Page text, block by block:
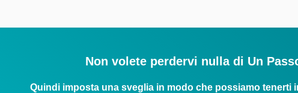
Non volete perdervi nulla di Un
Quindi imposta una sveglia in modo che possiamo tenerti